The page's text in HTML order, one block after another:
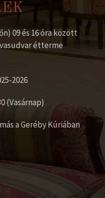
09 és 16 óra között
étterme
2026
(Vasárnap)
a Geréby Kúriában